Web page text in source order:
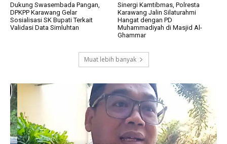
Dukung Swasembada Pangan,
DPKPP Karawang Gelar
Sosialisasi SK Bupati Terkait
Validasi Data Simluhtan
Sinergi Kamtibmas, Polresta
Karawang Jalin Silaturahmi
Hangat dengan PD
Muhammadiyah di Masjid Al-
Ghammar
Muat lebih banyak